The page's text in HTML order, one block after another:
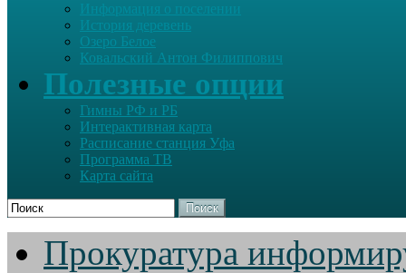
Информация о поселении
История деревень
Озеро Белое
Ковальский Антон Филиппович
Полезные опции
Гимны РФ и РБ
Интерактивная карта
Расписание станция Уфа
Программа ТВ
Карта сайта
Поиск
Прокуратура